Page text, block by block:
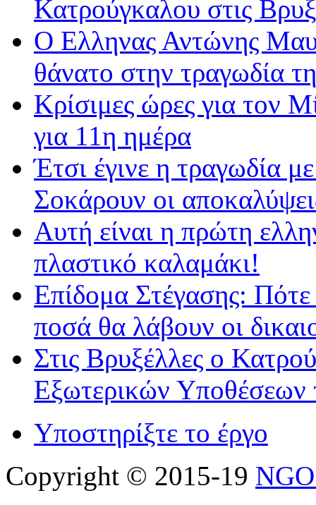
Κατρούγκαλου στις
Ο Ελληνας Αντώνης
θάνατο στην τραγωδία
Κρίσιμες ώρες για τον
για 11η ημέρα
Έτσι έγινε η τραγωδία
Σοκάρουν οι
Αυτή είναι η πρώτη
πλαστικό καλαμάκι!
Επίδομα Στέγασης:
ποσά θα λάβουν οι
Στις Βρυξέλλες ο
Εξωτερικών Υποθέσεων
Υποστηρίξτε το έργο
Copyright © 2015-19